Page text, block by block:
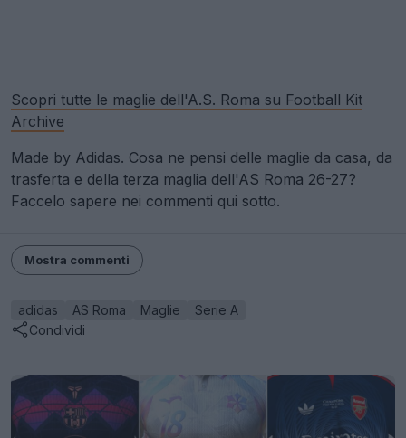
Scopri tutte le maglie dell'A.S. Roma su Football Kit
Archive
Made by Adidas. Cosa ne pensi delle maglie da casa, da
trasferta e della terza maglia dell'AS Roma 26-27?
Faccelo sapere nei commenti qui sotto.
Mostra commenti
adidas AS Roma Maglie
Serie A
Condividi